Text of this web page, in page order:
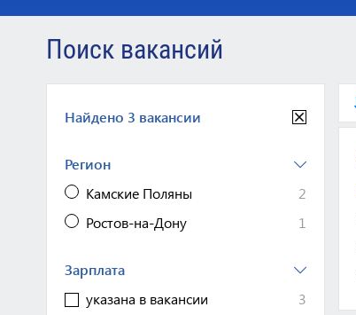
Поиск вакансий
Найдено 3 вакансии
регион
Камские Поляны
2
Ростов-на-Дону
1
зарплата
указана в вакансии
3